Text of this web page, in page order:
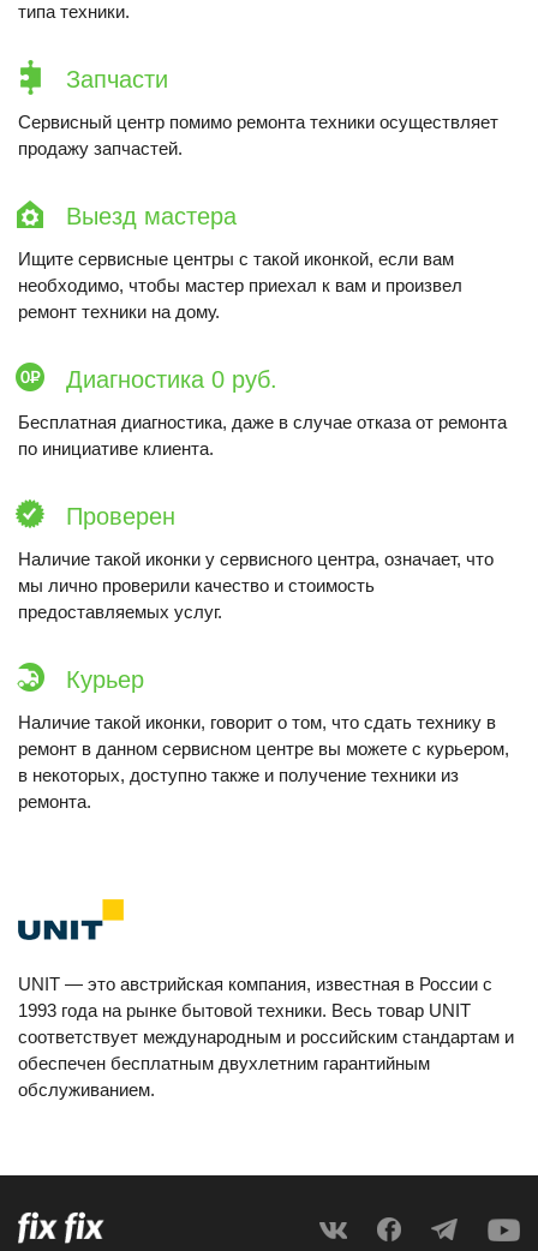
типа техники.
Запчасти
Сервисный центр помимо ремонта техники осуществляет
продажу запчастей.
Выезд мастера
Ищите сервисные центры с такой иконкой, если вам
необходимо, чтобы мастер приехал к вам и произвел
ремонт техники на дому.
Диагностика 0 руб.
Бесплатная диагностика, даже в случае отказа от ремонта
по инициативе клиента.
Проверен
Наличие такой иконки у сервисного центра, означает, что
мы лично проверили качество и стоимость
предоставляемых услуг.
Курьер
Наличие такой иконки, говорит о том, что сдать технику в
ремонт в данном сервисном центре вы можете с курьером,
в некоторых, доступно также и получение техники из
ремонта.
UNIT — это австрийская компания, известная в России с
1993 года на рынке бытовой техники. Весь товар UNIT
соответствует международным и российским стандартам и
обеспечен бесплатным двухлетним гарантийным
обслуживанием.